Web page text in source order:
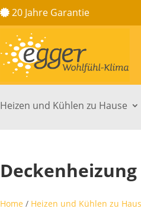
20 Jahre Garantie
Heizen und Kühlen zu Hause
Deckenheizung
Home / Heizen und Kühlen zu